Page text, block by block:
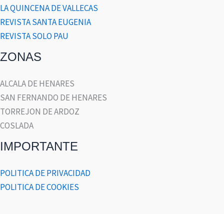
LA QUINCENA DE VALLECAS
REVISTA SANTA EUGENIA
REVISTA SOLO PAU
ZONAS
ALCALA DE HENARES
SAN FERNANDO DE HENARES
TORREJON DE ARDOZ
COSLADA
IMPORTANTE
POLITICA DE PRIVACIDAD
POLITICA DE COOKIES